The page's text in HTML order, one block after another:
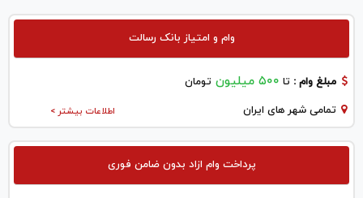
وام و امتیاز بانک رسالت
مبلغ وام : تا ۵۰۰ میلیون تومان
اطلاعات بیشتر > تمامی شهر های ایران
پرداخت وام ازاد بدون ضامن فوری